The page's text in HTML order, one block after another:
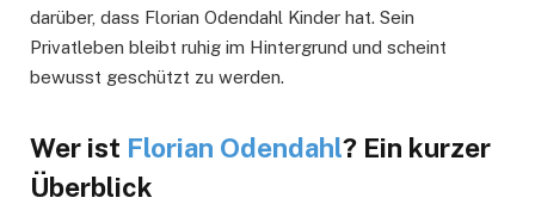
darüber, dass Florian Odendahl Kinder hat. Sein
Privatleben bleibt ruhig im Hintergrund und scheint
bewusst geschützt zu werden.
Wer ist Florian Odendahl? Ein kurzer
Überblick